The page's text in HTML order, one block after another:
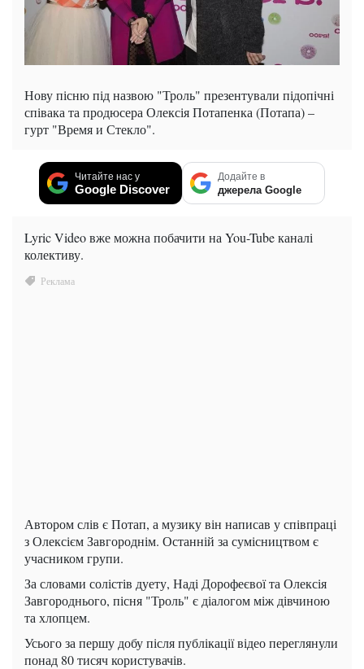
Нову пісню під назвою "Троль" презентували підопічні
співака та продюсера Олексія Потапенка (Потапа) –
гурт "Время и Стекло".
Читайте нас у
Google Discover
Додайте в
джерела Google
Lyric Video вже можна побачити на You-Tube каналі
колективу.
Автором слів є Потап, а музику він написав у співпраці
з Олексієм Завгороднім. Останній за сумісництвом є
учасником групи.
За словами солістів дуету, Наді Дорофеєвої та Олексія
Завгороднього, пісня "Троль" є діалогом між дівчиною
та хлопцем.
Усього за першу добу після публікації відео переглянули
понад 80 тисяч користувачів.